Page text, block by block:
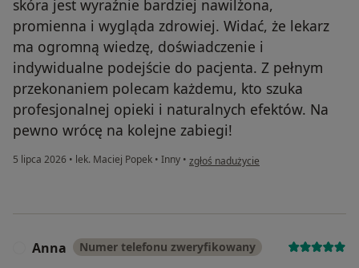
skóra jest wyraźnie bardziej nawilżona,
promienna i wygląda zdrowiej. Widać, że lekarz
ma ogromną wiedzę, doświadczenie i
indywidualne podejście do pacjenta. Z pełnym
przekonaniem polecam każdemu, kto szuka
profesjonalnej opieki i naturalnych efektów. Na
pewno wrócę na kolejne zabiegi!
5 lipca 2026 • lek. Maciej Popek • Inny • w opinii użytkownika Anna Zawadzka
zgłoś nadużycie
Anna Numer telefonu zweryfikowany